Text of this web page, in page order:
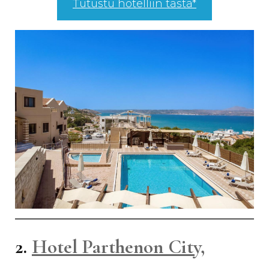
Tutustu hotelliin tästä*
2. Hotel Parthenon City,